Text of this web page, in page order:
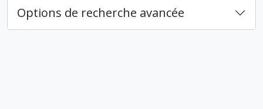
Options de recherche avancée